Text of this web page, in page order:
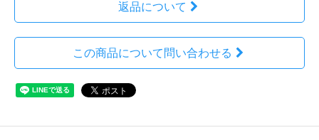
返品について
この商品について問い合わせる